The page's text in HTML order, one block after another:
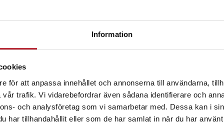
Information
för att anpassa innehållet och annonserna till användarna,
trafik. Vi vidarebefordrar även sådana identifierare och
och analysföretag som vi samarbetar med. Dessa kan i
har tillhandahållit eller som de har samlat in när du har
DCP-J772DW, DCP-
MFC-J890DW, MFC-J890DWN,
:
Köp
Trådlösa LED-
pucklampor med
299 kr
Köp